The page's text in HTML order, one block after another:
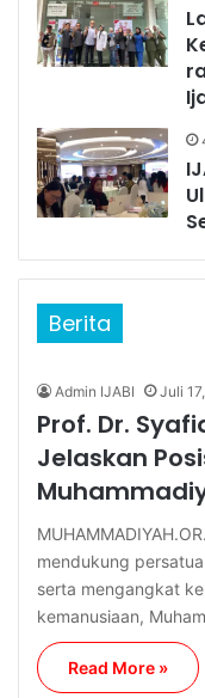
Berita
Admin IJABI Juli
Prof. Dr.
Jelaskan
mendukung
serta mengangkat
kemanusiaan,
Read More »